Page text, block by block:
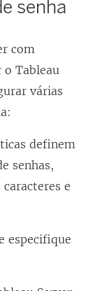
senha
com
o Tableau
várias
definem
senhas,
e
especifique